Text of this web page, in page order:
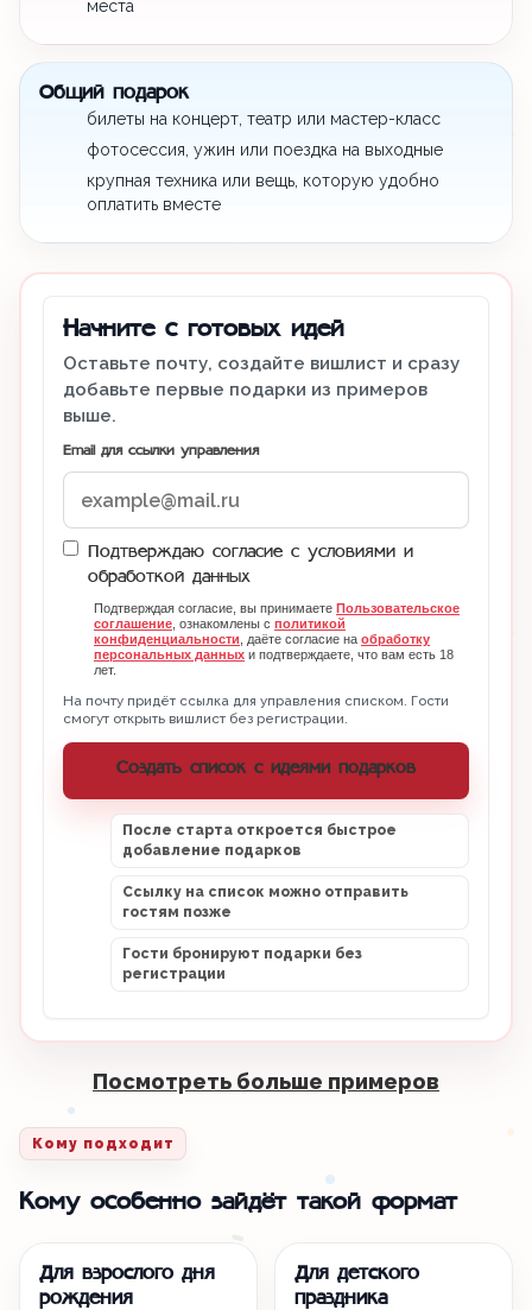
места
Общий подарок
билеты на концерт, театр или мастер-класс
фотосессия, ужин или поездка на выходные
крупная техника или вещь, которую удобно
оплатить вместе
Начните с готовых идей
Оставьте почту, создайте вишлист и сразу
добавьте первые подарки из примеров
выше.
Email для ссылки управления
Подтверждаю согласие с условиями и
обработкой данных
Подтверждая согласие, вы принимаете Пользовательское
соглашение, ознакомлены с политикой
конфиденциальности, даёте согласие на обработку
персональных данных и подтверждаете, что вам есть 18
лет.
На почту придёт ссылка для управления списком. Гости
смогут открыть вишлист без регистрации.
Создать список с идеями подарков
После старта откроется быстрое
добавление подарков
Ссылку на список можно отправить
гостям позже
Гости бронируют подарки без
регистрации
Посмотреть больше примеров
Кому подходит
Кому особенно зайдёт такой формат
Для взрослого дня
рождения
Для детского
праздника